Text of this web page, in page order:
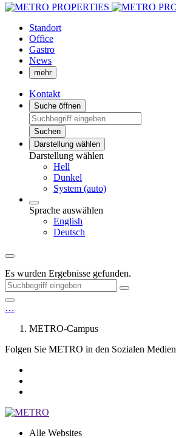
Standort
Office
Gastro
News
mehr
Kontakt
Suche öffnen
Suchen
Darstellung wählen
Darstellung wählen
Hell
Dunkel
System (auto)
Sprache auswählen
English
Deutsch
Es wurden Ergebnisse gefunden.
…
METRO-Campus
Folgen Sie METRO in den Sozialen Medien
Alle Websites